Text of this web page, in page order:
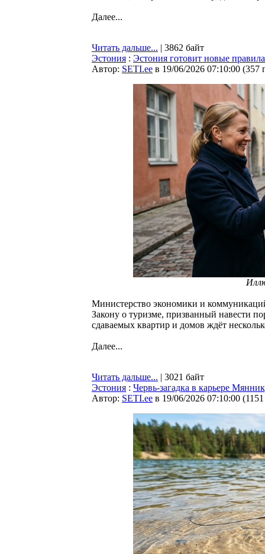
Далее...
Читать дальше... | 3862 байт
Эстония : Эстония готовит новые
Автор: SETI.ee в 19/06/2026 07:10:00 (357
Министерство экономики и
Закону о туризме, призванный навести
сдаваемых квартир и домов ждёт
Далее...
Читать дальше... | 3021 байт
Эстония : Червь-загадка в карьере
Автор: SETI.ee в 19/06/2026 07:10:00 (